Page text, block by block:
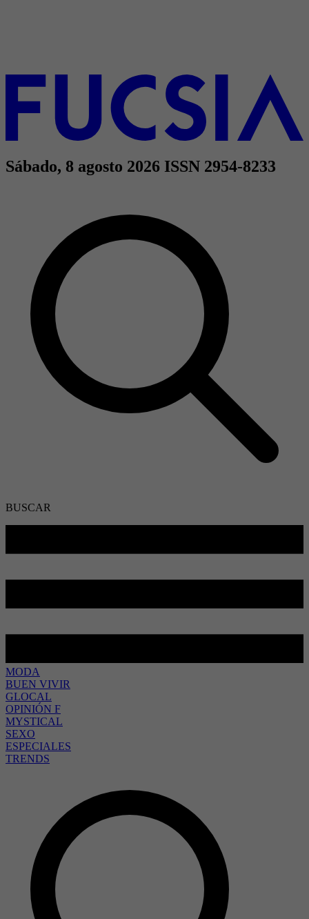
Sábado, 8 agosto 2026 ISSN 2954-8233
BUSCAR
MODA
BUEN VIVIR
GLOCAL
OPINIÓN F
MYSTICAL
SEXO
ESPECIALES
TRENDS